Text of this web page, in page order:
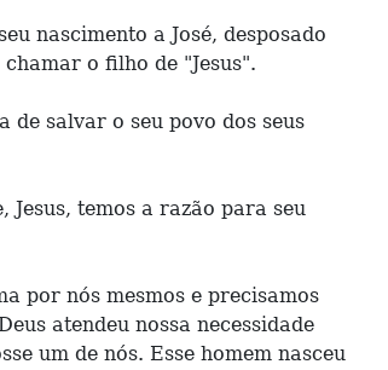
nascimento a José, desposado
o filho de "Jesus".
salvar o seu povo dos seus
temos a razão para seu
por nós mesmos e precisamos
atendeu nossa necessidade
um de nós. Esse homem nasceu